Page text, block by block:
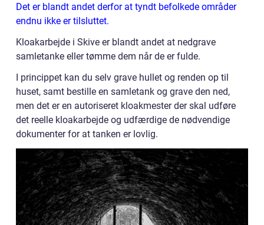
Det er blandt andet derfor at tyndt befolkede områder
endnu ikke er tilsluttet.
Kloakarbejde i Skive er blandt andet at nedgrave
samletanke eller tømme dem når de er fulde.
I princippet kan du selv grave hullet og renden op til
huset, samt bestille en samletank og grave den ned,
men det er en autoriseret kloakmester der skal udføre
det reelle kloakarbejde og udfærdige de nødvendige
dokumenter for at tanken er lovlig.